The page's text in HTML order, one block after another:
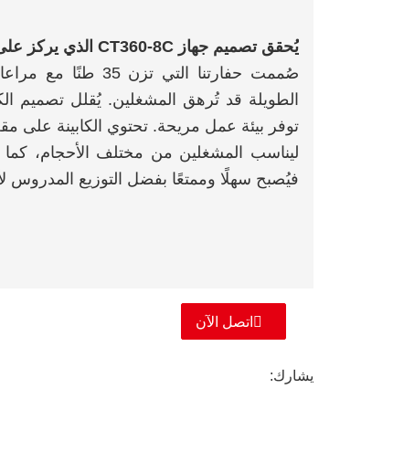
يُحقق تصميم جهاز CT360-8C الذي يركز على المستخدم أقصى درجات الراحة.
صُممت حفارتنا
الطويلة قد تُرهق المشغلين. يُقلل تصميم
توفر بيئة عمل مريحة. تحتوي الكابينة على
ليناسب المشغلين من مختلف الأحجام، كما
فيُصبح سهلًا وممتعًا بفضل التوزيع المدروس
اتصل الآن
يشارك: